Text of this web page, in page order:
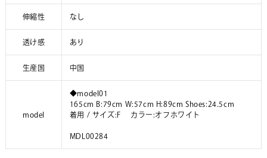
伸縮性 なし
透け感 あり
生産国 中国
model
◆model01
165cm B:79cm W:57cm H:89cm Shoes:24.5cm
着用 / サイズ:F カラー:オフホワイト
MDL00284